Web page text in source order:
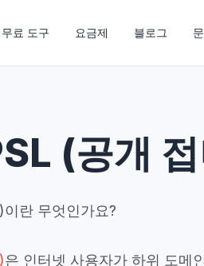
무료 도구 요금제 블로그
(공개
란 무엇인가요?
은 인터넷 사용자가 하위 도메